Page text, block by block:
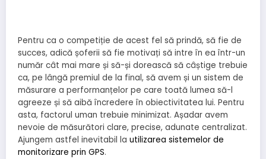
Pentru ca o competiție de acest fel să prindă, să fie de
succes, adică șoferii să fie motivați să intre în ea într-un
număr cât mai mare și să-și dorească să câștige trebuie
ca, pe lângă premiul de la final, să avem și un sistem de
măsurare a performanțelor pe care toată lumea să-l
agreeze și să aibă încredere în obiectivitatea lui. Pentru
asta, factorul uman trebuie minimizat. Așadar avem
nevoie de măsurători clare, precise, adunate centralizat.
Ajungem astfel inevitabil la utilizarea sistemelor de
monitorizare prin GPS.